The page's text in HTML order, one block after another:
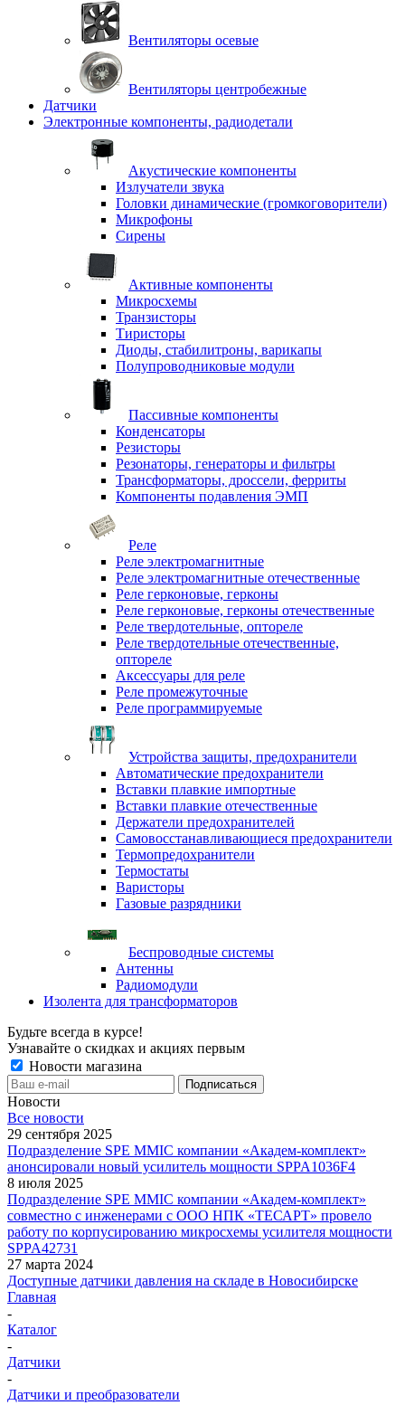
Вентиляторы осевые
Вентиляторы центробежные
Датчики
Электронные компоненты, радиодетали
Акустические компоненты
Излучатели звука
Головки динамические (громкоговорители)
Микрофоны
Сирены
Активные компоненты
Микросхемы
Транзисторы
Тиристоры
Диоды, стабилитроны, варикапы
Полупроводниковые модули
Пассивные компоненты
Конденсаторы
Резисторы
Резонаторы, генераторы и фильтры
Трансформаторы, дроссели, ферриты
Компоненты подавления ЭМП
Реле
Реле электромагнитные
Реле электромагнитные отечественные
Реле герконовые, герконы
Реле герконовые, герконы отечественные
Реле твердотельные, оптореле
Реле твердотельные отечественные,
оптореле
Аксессуары для реле
Реле промежуточные
Реле программируемые
Устройства защиты, предохранители
Автоматические предохранители
Вставки плавкие импортные
Вставки плавкие отечественные
Держатели предохранителей
Самовосстанавливающиеся предохранители
Термопредохранители
Термостаты
Варисторы
Газовые разрядники
Беспроводные системы
Антенны
Радиомодули
Изолента для трансформаторов
Будьте всегда в курсе!
Узнавайте о скидках и акциях первым
Новости магазина
Новости
Все новости
29 сентября 2025
Подразделение SPE MMIC компании «Академ-комплект»
анонсировали новый усилитель мощности SPPA1036F4
8 июля 2025
Подразделение SPE MMIC компании «Академ-комплект»
совместно с инженерами с ООО НПК «ТЕСАРТ» провело
работу по корпусированию микросхемы усилителя мощности
SPPA42731
27 марта 2024
Доступные датчики давления на складе в Новосибирске
Главная
-
Каталог
-
Датчики
-
Датчики и преобразователи